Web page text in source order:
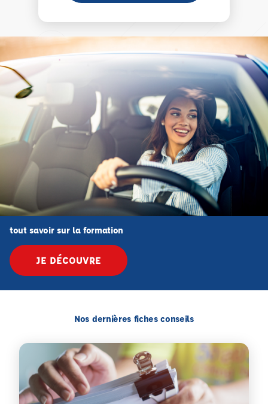
tout savoir sur la formation
JE DÉCOUVRE
Nos dernières fiches conseils